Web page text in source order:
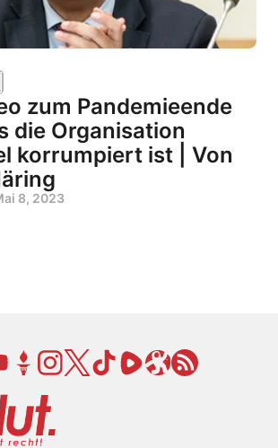
zum Pandemieende
die Organisation
korrumpiert ist | Von
8, 2023